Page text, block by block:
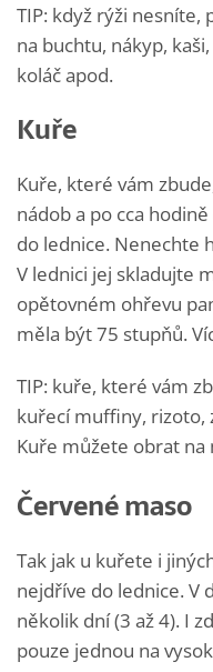
TIP: když rýži nesníte,
na buchtu, nákyp,
koláč apod.
Kuře
Kuře, které vám
nádob a po cca
do lednice. Nenechte
V lednici jej skladujte
opětovném ohřevu
měla být 75 stupňů.
TIP: kuře, které vám
kuřecí muffiny, rizoto,
Kuře můžete obrat na
Červené maso
Tak jak u kuřete i
nejdříve do lednice. V
několik dní (3 až 4). I
pouze jednou na